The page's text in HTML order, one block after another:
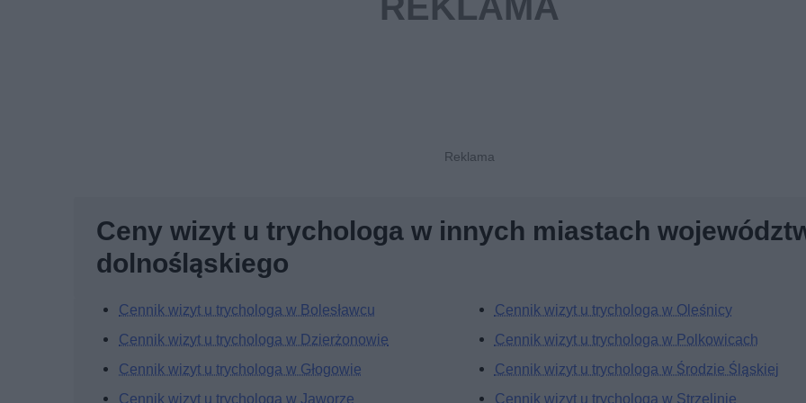
Ceny wizyt u trychologa w innych miastach
dolnośląskiego
Cennik wizyt u trychologa w Bolesławcu
Cennik wizyt u trychologa w Dzierżonowie
Cennik wizyt u trychologa w Głogowie
Cennik wizyt u trychologa w Jaworze
Cennik wizyt u trychologa w Oleśnicy
Cennik wizyt u trychologa w Polkowicach
Cennik wizyt u trychologa w Środzie Śląskiej
Cennik wizyt u trychologa w Strzelinie